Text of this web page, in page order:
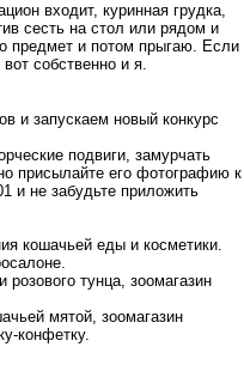
входит, куринная грудка,
сесть на стол или рядом и
предмет и потом прыгаю. Если
собственно и я.
и запускаем новый конкурс
подвиги, замурчать
присылайте его фотографию к
и не забудьте приложить
кошачьей еды и косметики.
тунца, зоомагазин
мятой, зоомагазин
конфетку.